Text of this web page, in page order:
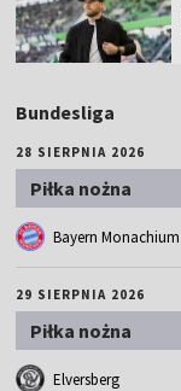
Bundesliga
28 SIERPNIA 2026
Piłka nożna
Bayern Monachium
29 SIERPNIA 2026
Piłka nożna
Elversberg